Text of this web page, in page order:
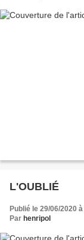
L'OUBLIÉ
Publié le 29/06/2020
Par henripol